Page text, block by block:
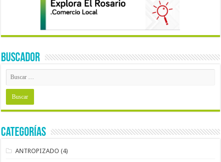
BUSCADOR
Categorías
ANTROPIZADO (4)